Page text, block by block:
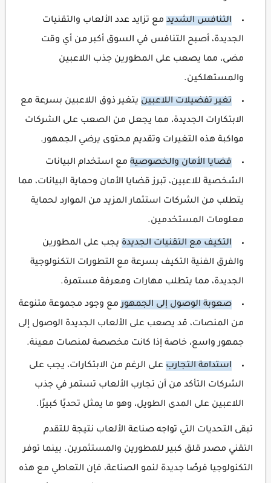
التنافس الشديدمع تزايد عدد الألعاب والتقنيات
الجديدة، أصبح التنافس في السوق أكبر من أي وقت
مضى، مما يصعب على المطورين جذب اللاعبين
والمستهلكين.
تغير تفضيلات اللاعبين يتغير ذوق اللاعبين بسرعة مع
الابتكارات الجديدة، مما يجعل من الصعب على الشركات
مواكبة هذه التغيرات وتقديم محتوى يرضي الجمهور.
قضايا الأمان والخصوصيةمع استخدام البيانات
الشخصية للاعبين، تبرز قضايا الأمان وحماية البيانات، مما
يتطلب من الشركات استثمار المزيد من الموارد لحماية
معلومات المستخدمين.
التكيف مع التقنيات الجديدة يجب على المطورين
والفرق الفنية التكيف بسرعة مع التطورات التكنولوجية
الجديدة، مما يتطلب مهارات ومعرفة مستمرة.
صعوبة الوصول إلى الجمهورمع وجود مجموعة متنوعة
من المنصات، قد يصعب على الألعاب الجديدة الوصول إلى
جمهور واسع، خاصة إذا كانت مخصصة لمنصات معينة.
استدامة التجارب على الرغم من الابتكارات، يجب على
الشركات التأكد من أن تجارب الألعاب تستمر في جذب
اللاعبين على المدى الطويل، وهو ما يمثل تحديًا كبيرًا.
تبقى التحديات التي تواجه صناعة الألعاب نتيجة للتقدم
التقني مصدر قلق كبير للمطورين والمستثمرين. بينما توفر
التكنولوجيا فرصًا جديدة لنمو الصناعة، فإن التعاطي مع هذه